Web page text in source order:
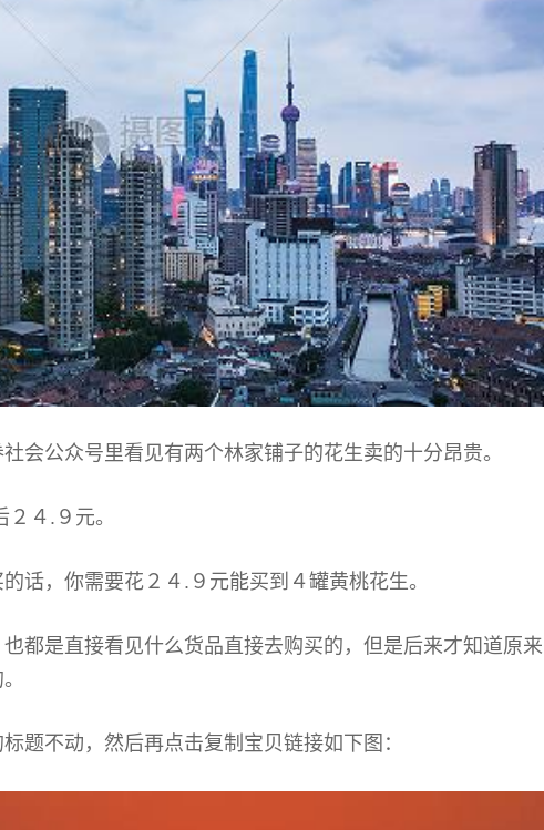
会公众号里看见有两个林家铺子的花生卖的十分昂贵。
２４. ９元。
话，你需要花２４ . ９元能买到４罐黄桃花生。
都是直接看见什么货品直接去购买的，但是后来才知道原来
题不动，然后再点击复制宝贝链接如下图：